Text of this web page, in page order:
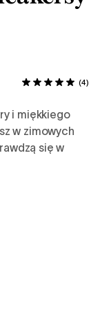
(4)
i miękkiego
w zimowych
się w